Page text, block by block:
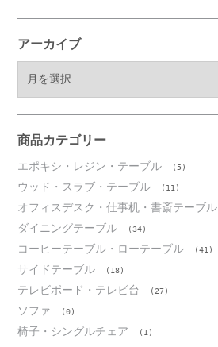
アーカイブ
ブ
商品カテゴリー
エポキシ・レジン・テーブル (5)
ウッド・スラブ・テーブル (11)
オフィスデスク・仕事机・書斎テーブル
ダイニングテーブル (34)
コーヒーテーブル・ローテーブル (41)
サイドテーブル (18)
テレビボード・テレビ台 (27)
ソファ (0)
椅子・シングルチェア (1)